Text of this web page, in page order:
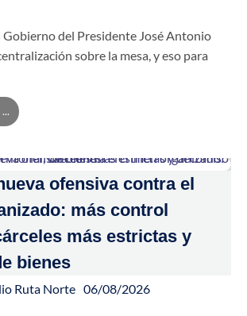
Gobierno del Presidente José Antonio
sobre la mesa, y eso para
ofensiva contra el
más control
más estrictas y
bienes
Ruta Norte 06/08/2026